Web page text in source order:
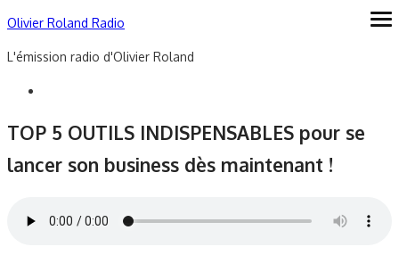
Skip
content
Olivier Roland Radio
L'émission radio d'Olivier Roland
TOP 5 OUTILS INDISPENSABLES pour se
lancer son business dès maintenant !